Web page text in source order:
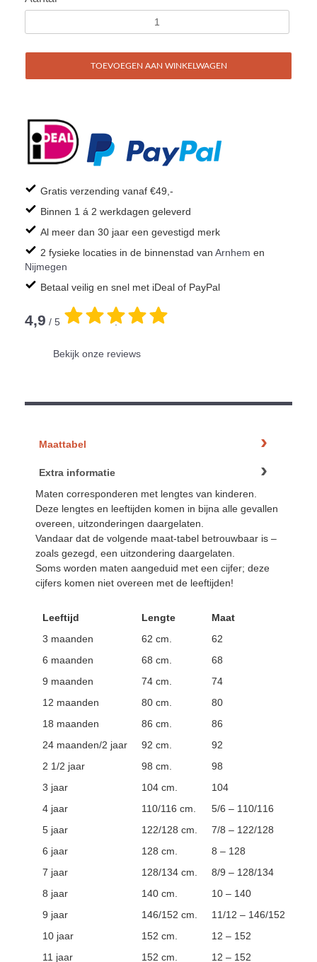
TOEVOEGEN AAN WINKELWAGEN
Gratis verzending vanaf €49,-
Binnen 1 á 2 werkdagen geleverd
Al meer dan 30 jaar een gevestigd merk
2 fysieke locaties in de binnenstad van Arnhem en
Nijmegen
Betaal veilig en snel met iDeal of PayPal
4,9 / 5 .
Bekijk onze reviews
Maattabel
Extra informatie
Maten corresponderen met lengtes van kinderen.
Deze lengtes en leeftijden komen in bijna alle gevallen
overeen, uitzonderingen daargelaten.
Vandaar dat de volgende maat-tabel betrouwbaar is –
zoals gezegd, een uitzondering daargelaten.
Soms worden maten aangeduid met een cijfer; deze
cijfers komen niet overeen met de leeftijden!
Leeftijd Lengte
Maat
3 maanden
62 cm.
62
6 maanden
68 cm.
68
9 maanden
74 cm.
74
12 maanden
80 cm.
80
18 maanden
86 cm.
86
24 maanden/2 jaar
92 cm.
92
2 1/2 jaar
98 cm.
98
3 jaar
104 cm.
104
4 jaar
110/116 cm.
5/6 – 110/116
5 jaar
122/128 cm.
7/8 – 122/128
6 jaar
128 cm.
8 – 128
7 jaar
128/134 cm.
8/9 – 128/134
8 jaar
140 cm.
10 – 140
9 jaar
146/152 cm.
11/12 – 146/152
10 jaar
152 cm.
12 – 152
11 jaar
152 cm. 12 – 152